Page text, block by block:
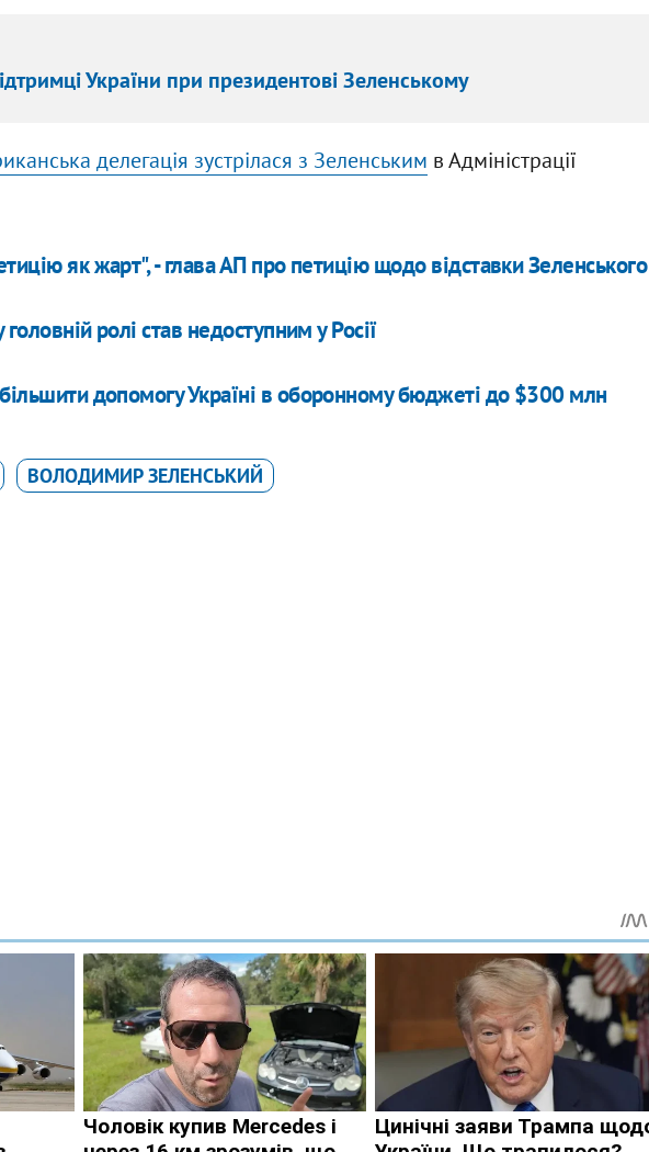
України при президентові Зеленському
делегація зустрілася з Зеленським в Адміністрації
як жарт", - глава АП про петицію щодо відставки Зеленського
ролі став недоступним у Росії
допомогу Україні в оборонному бюджеті до $300 млн
ВОЛОДИМИР ЗЕЛЕНСЬКИЙ